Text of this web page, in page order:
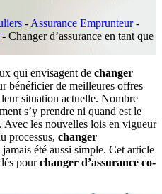
- Assurance Emprunteur-
- Changer d’assurance en tant que
qui envisagent de changer
bénéficier de meilleures offres
situation actuelle. Nombre
s’y prendre ni quand est le
Avec les nouvelles lois en vigueur
processus, changer
jamais été aussi simple. Cet article
pourchanger d’assurance co-